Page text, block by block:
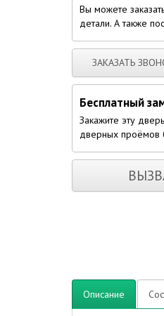
Вы можете
детали. А также
ЗАКАЗАТЬ
Бесплатный
Закажите эту
дверных проёмов
Описание